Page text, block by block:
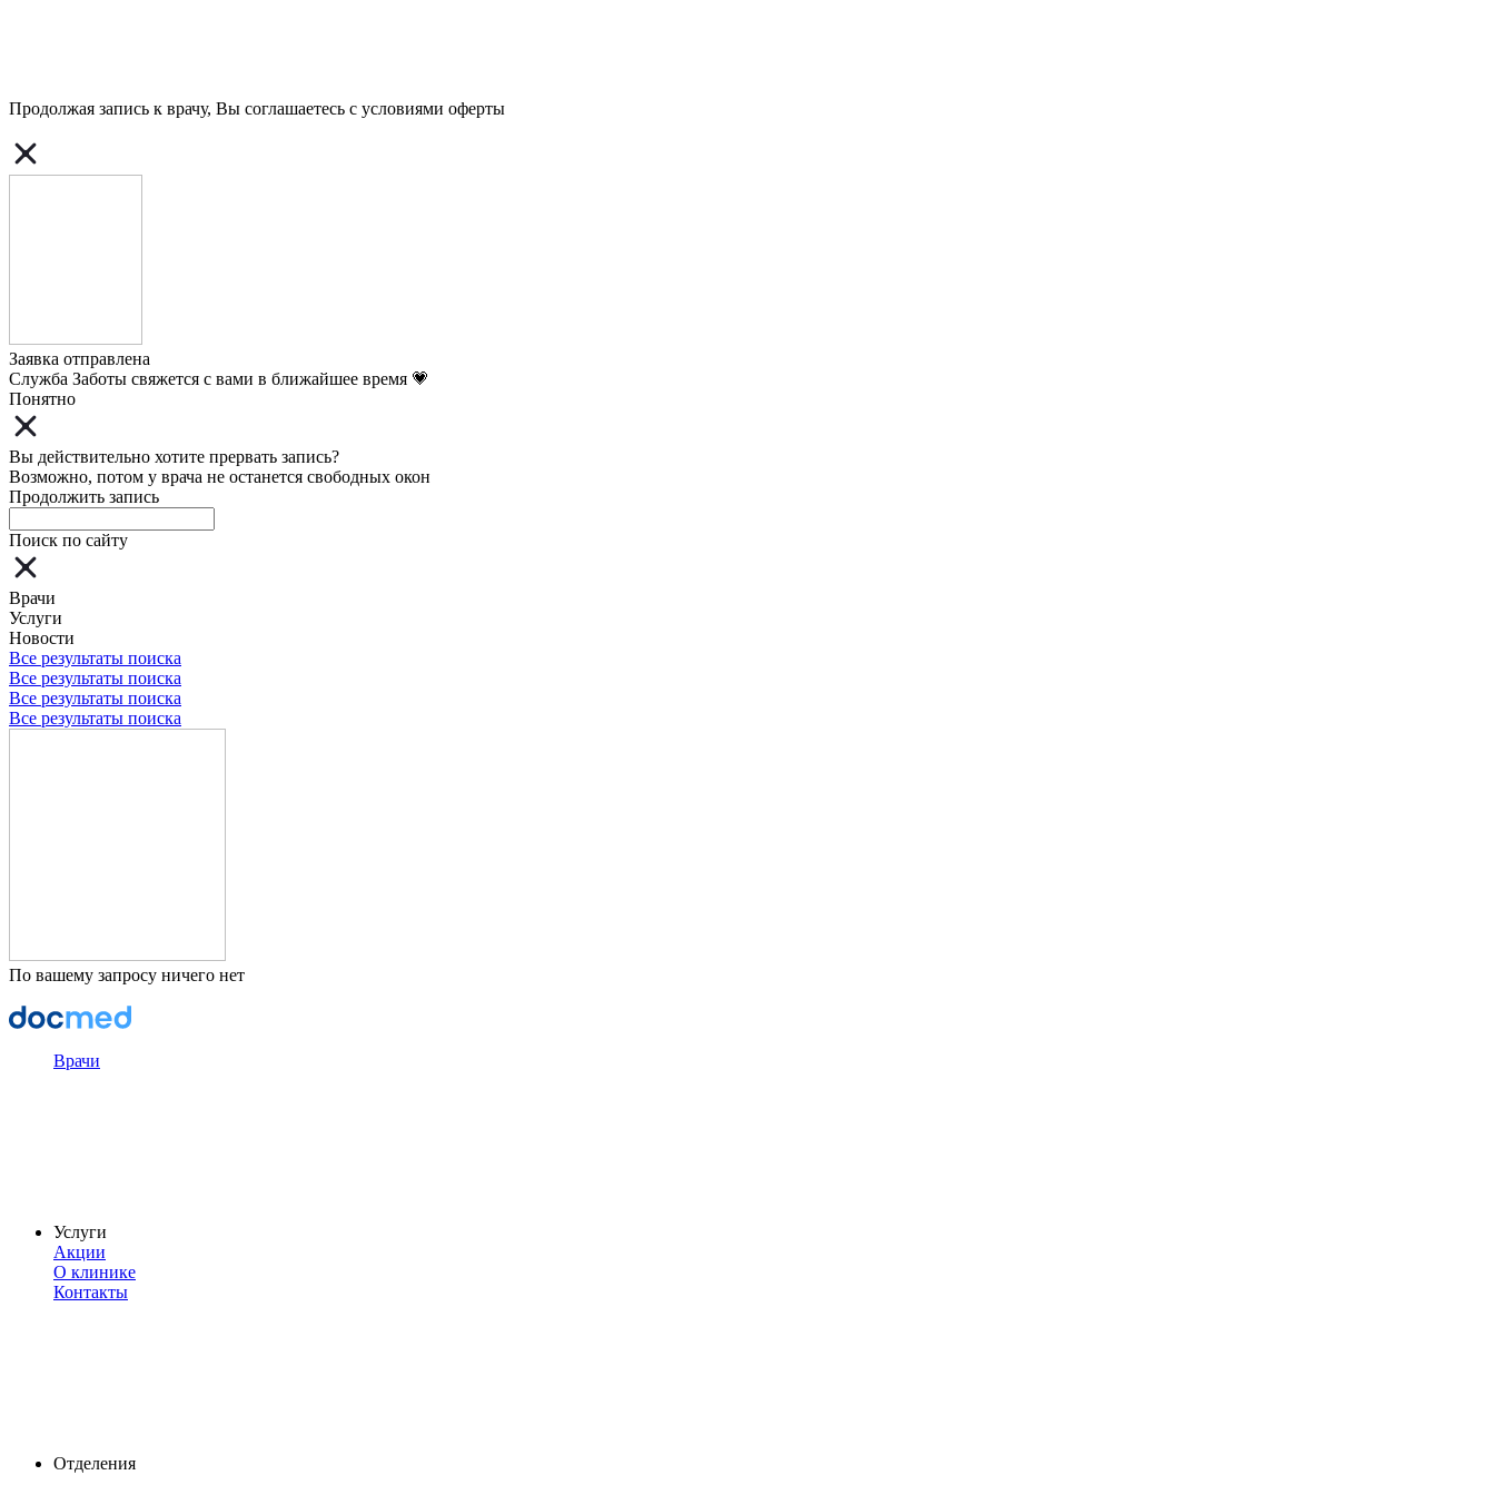
Продолжая запись к врачу, Вы соглашаетесь с условиями оферты
Заявка отправлена
Служба Заботы свяжется с вами в ближайшее время 💗
Понятно
Вы действительно хотите прервать запись?
Возможно, потом у врача не останется свободных окон
Продолжить запись
Поиск по сайту
Врачи
Услуги
Новости
Все результаты поиска
Все результаты поиска
Все результаты поиска
Все результаты поиска
По вашему запросу ничего нет
Врачи
Услуги
Акции
О клинике
Контакты
Отделения